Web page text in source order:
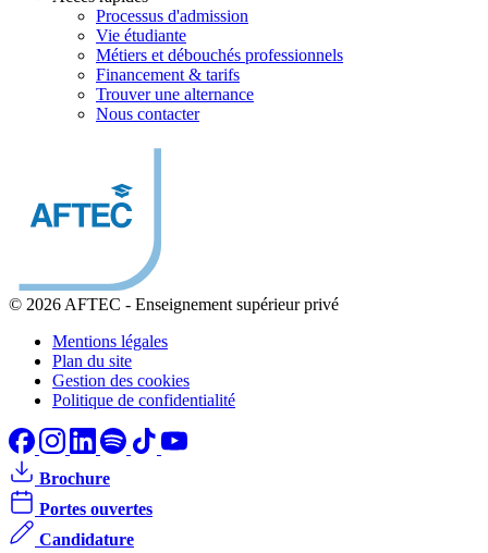
Processus d'admission
Vie étudiante
Métiers et débouchés professionnels
Financement & tarifs
Trouver une alternance
Nous contacter
© 2026 AFTEC - Enseignement supérieur privé
Mentions légales
Plan du site
Gestion des cookies
Politique de confidentialité
Brochure
Portes ouvertes
Candidature